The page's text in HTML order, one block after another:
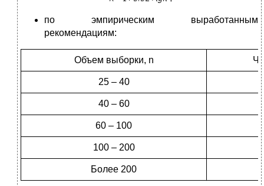
по эмпирическим выработанным
рекомендациям:
Объем выборки, n
25 – 40
40 – 60
60 – 100
100 – 200
Более 200